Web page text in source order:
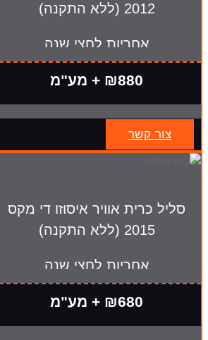
2012 (ללא התקנה)
אחריות לחצי שנה
₪880 + מע"מ
צור קשר
סליל כרית אוויר איסוזו די מקס
2015 (ללא התקנה)
אחריות לחצי שנה
₪680 + מע"מ